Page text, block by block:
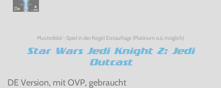
Musterbild - Spiel in der Regel Erstauflage (Platinum o.ä. möglich)
Star Wars Jedi Knight 2: Jedi
Outcast
DE Version, mit OVP, gebraucht